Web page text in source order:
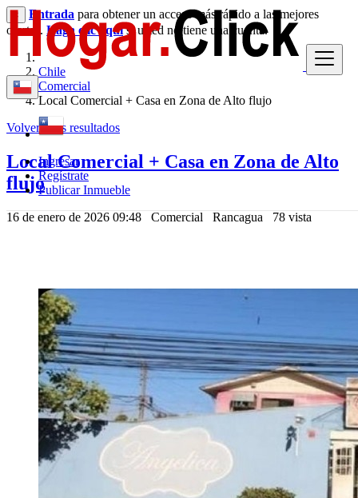
Ingresar
Regístrate
Publicar Inmueble
× Entrada para obtener un acceso más rápido a las mejores
ofertas. Haga clic aquísi usted no tiene una cuenta.
Chile
Comercial
Local Comercial + Casa en Zona de Alto flujo
Volver a los resultados
Local Comercial + Casa en Zona de Alto
flujo
16 de enero de 2026 09:48 Comercial Rancagua 78 vista